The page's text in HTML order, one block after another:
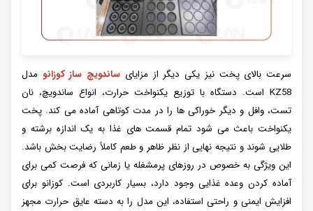
سرعت بالای پخت نیز یکی دیگر از مزایای ساندویچ ساز کوزانو مدل
KZ58 است. دستگاه با توزیع یکنواخت حرارت، انواع ساندویچ، نان
تست، وافل و دیگر خوراکی ها را در مدت کوتاهی آماده می کند. پخت
یکنواخت باعث می شود تمام قسمت های غذا به یک اندازه برشته و
طلایی شوند و نتیجه نهایی از نظر ظاهر و طعم کاملاً رضایت بخش باشد.
این ویژگی به خصوص در روزهای پرمشغله یا زمانی که فرصت کمی برای
آماده کردن وعده غذایی وجود دارد، بسیار کاربردی است. کوزانو برای
افزایش ایمنی و راحتی استفاده، این مدل را به دسته عایق حرارت مجهز